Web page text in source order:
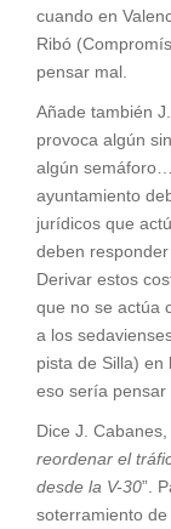
cuando en
Ribó
pensar mal.
Añade también
provoca algún
algún
ayuntamiento
jurídicos que
deben
Derivar estos
que no se actúa
a los
pista de Silla)
eso sería pensar
Dice J.
reordenar el
desde la V-30”.
soterramiento